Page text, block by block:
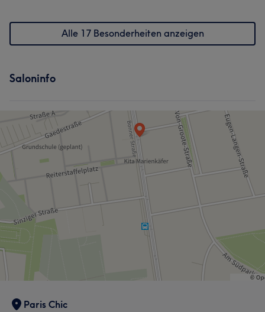
Massage
Was unsere Kunden über Babak sagen
Alle 17 Besonderheiten anzeigen
Saloninfo
Paris Chic